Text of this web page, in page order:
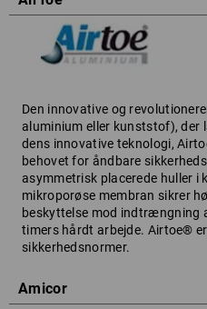
Den innovative og
aluminium eller kunststof), der
dens innovative teknologi,
behovet for åndbare
asymmetrisk placerede huller i
mikroporøse membran sikrer
beskyttelse mod indtrængning
timers hårdt arbejde. Airtoe®
sikkerhedsnormer.
Amicor